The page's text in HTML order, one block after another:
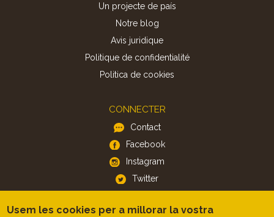
Un projecte de país
Notre blog
Avis juridique
Politique de confidentialité
Politica de cookies
CONNECTER
Contact
Facebook
Instagram
Twitter
APP
Usem les cookies per a millorar la vostra